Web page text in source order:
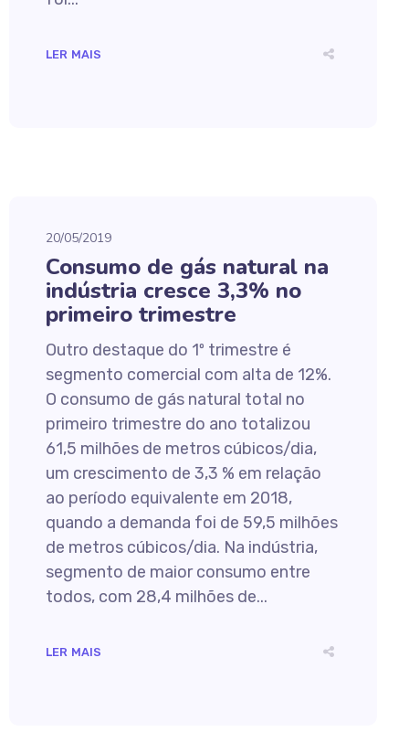
LER MAIS
20/05/2019
Consumo de gás natural na
indústria cresce 3,3% no
primeiro trimestre
Outro destaque do 1º trimestre é
segmento comercial com alta de 12%.
O consumo de gás natural total no
primeiro trimestre do ano totalizou
61,5 milhões de metros cúbicos/dia,
um crescimento de 3,3 % em relação
ao período equivalente em 2018,
quando a demanda foi de 59,5 milhões
de metros cúbicos/dia. Na indústria,
segmento de maior consumo entre
todos, com 28,4 milhões de...
LER MAIS